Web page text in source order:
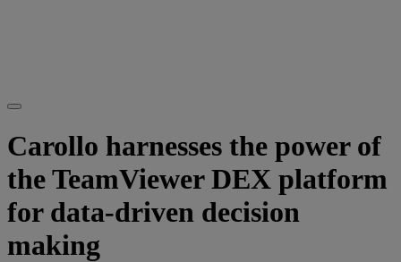
Carollo harnesses the power of
the TeamViewer DEX platform
for data-driven decision
making